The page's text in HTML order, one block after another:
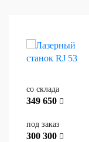
со склада
349 650
под заказ
300 300